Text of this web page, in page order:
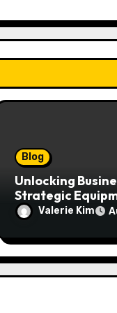
Blog
Unlocking
Strategic
Growth Without
Valerie Kim